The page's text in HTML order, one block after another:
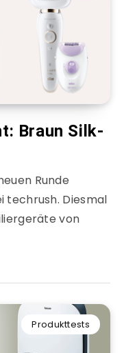
Braun Silk-
Runde
techrush. Diesmal
von
Produkttests